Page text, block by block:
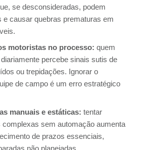
se desconsideradas, podem
e causar quebras prematuras em
motoristas no processo: quem
percebe sinais sutis de
ou trepidações. Ignorar o
de campo é um erro estratégico
manuais e estáticas: tentar
complexas sem automação aumenta
de prazos essenciais,
não planejadas.